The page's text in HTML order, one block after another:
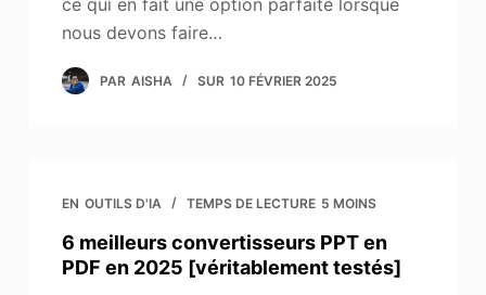
ce qui en fait une option parfaite lorsque
nous devons faire…
PAR AISHA SUR 10 FÉVRIER 2025
EN OUTILS D'IA TEMPS DE LECTURE 5 MOINS
6 meilleurs convertisseurs PPT en
PDF en 2025 [véritablement testés]